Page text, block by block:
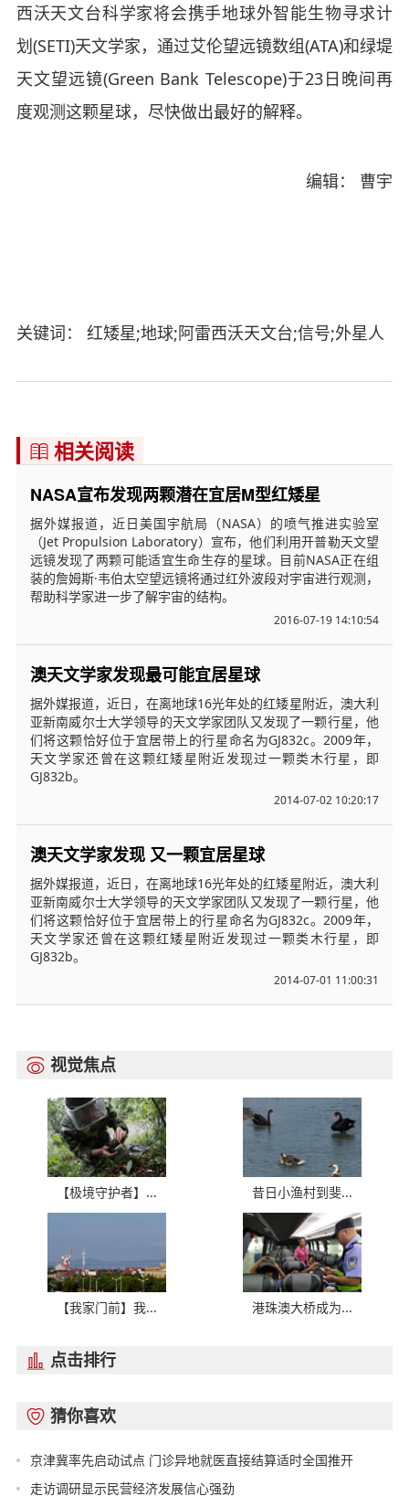
西沃天文台科学家将会携手地球外智能生物寻求计
划(SETI)天文学家，通过艾伦望远镜数组(ATA)和绿堤
天文望远镜(Green Bank Telescope)于23日晚间再
度观测这颗星球，尽快做出最好的解释。
编辑： 曹宇
关键词： 红矮星;地球;阿雷西沃天文台;信号;外星人
 相关阅读
NASA宣布发现两颗潜在宜居M型红矮星
据外媒报道，近日美国宇航局（NASA）的喷气推进实验室
（Jet Propulsion Laboratory）宣布，他们利用开普勒天文望
远镜发现了两颗可能适宜生命生存的星球。目前NASA正在组
装的詹姆斯·韦伯太空望远镜将通过红外波段对宇宙进行观测，
帮助科学家进一步了解宇宙的结构。
2016-07-19 14:10:54
澳天文学家发现最可能宜居星球
据外媒报道，近日，在离地球16光年处的红矮星附近，澳大利
亚新南威尔士大学领导的天文学家团队又发现了一颗行星，他
们将这颗恰好位于宜居带上的行星命名为GJ832c。2009年，
天文学家还曾在这颗红矮星附近发现过一颗类木行星，即
GJ832b。
2014-07-02 10:20:17
澳天文学家发现 又一颗宜居星球
据外媒报道，近日，在离地球16光年处的红矮星附近，澳大利
亚新南威尔士大学领导的天文学家团队又发现了一颗行星，他
们将这颗恰好位于宜居带上的行星命名为GJ832c。2009年，
天文学家还曾在这颗红矮星附近发现过一颗类木行星，即
GJ832b。
2014-07-01 11:00:31
 视觉焦点
【极境守护者】... 昔日小渔村到斐...
【我家门前】我... 港珠澳大桥成为...
 点击排行
 猜你喜欢
京津冀率先启动试点 门诊异地就医直接结算适时全国推开
走访调研显示民营经济发展信心强劲